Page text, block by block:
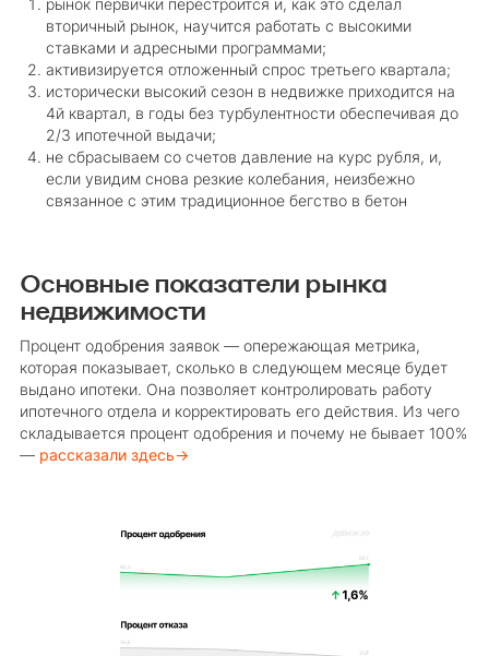
рынок первички перестроится и, как это сделал
вторичный рынок, научится работать с высокими
ставками и адресными программами;
активизируется отложенный спрос третьего квартала;
исторически высокий сезон в недвижке приходится на
4й квартал, в годы без турбулентности обеспечивая до
2/3 ипотечной выдачи;
не сбрасываем со счетов давление на курс рубля, и,
если увидим снова резкие колебания, неизбежно
связанное с этим традиционное бегство в бетон
Основные показатели рынка
недвижимости
Процент одобрения заявок — опережающая метрика,
которая показывает, сколько в следующем месяце будет
выдано ипотеки. Она позволяет контролировать работу
ипотечного отдела и корректировать его действия. Из чего
складывается процент одобрения и почему не бывает 100%
— рассказали здесь→